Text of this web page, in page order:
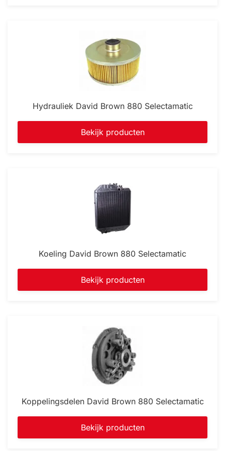
Hydrauliek David Brown 880 Selectamatic
Bekijk producten
Koeling David Brown 880 Selectamatic
Bekijk producten
Koppelingsdelen David Brown 880 Selectamatic
Bekijk producten